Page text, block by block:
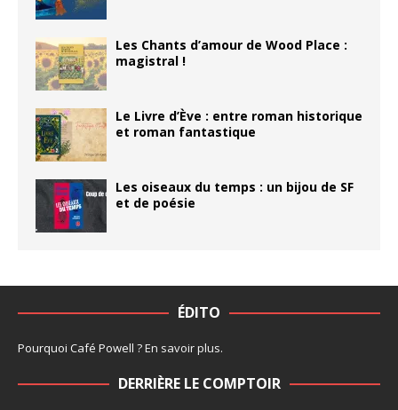
Les Chants d’amour de Wood Place :
magistral !
Le Livre d’Ève : entre roman historique
et roman fantastique
Les oiseaux du temps : un bijou de SF
et de poésie
ÉDITO
Pourquoi Café Powell ?En savoir plus.
DERRIÈRE LE COMPTOIR